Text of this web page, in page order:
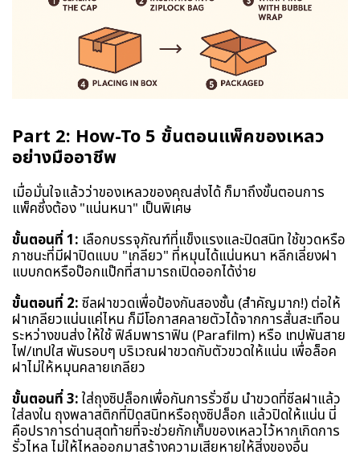
Part 2: How-To 5 ขั้นตอนแพ็คของเหลว
อย่างมืออาชีพ
เมื่อมั่นใจแล้วว่าของเหลวของคุณส่งได้ ก็มาถึงขั้นตอนการ
แพ็คซึ่งต้อง "แน่นหนา" เป็นพิเศษ
ขั้นตอนที่ 1: เลือกบรรจุภัณฑ์ที่แข็งแรงและปิดสนิท ใช้ขวดหรือ
ภาชนะที่มีฝาปิดแบบ "เกลียว" ที่หมุนได้แน่นหนา หลีกเลี่ยงฝา
แบบกดหรือป๊อกแป๊กที่สามารถเปิดออกได้ง่าย
ขั้นตอนที่ 2:ซีลฝาขวดเพื่อป้องกันสองชั้น (สำคัญมาก!) ต่อให้
ฝาเกลียวแน่นแค่ไหน ก็มีโอกาสคลายตัวได้จากการสั่นสะเทือน
ระหว่างขนส่ง ให้ใช้ ฟิล์มพาราฟิน (Parafilm) หรือ เทปพันสาย
ไฟ/เทปใส พันรอบๆ บริเวณฝาขวดกับตัวขวดให้แน่น เพื่อล็อค
ฝาไม่ให้หมุนคลายเกลียว
ขั้นตอนที่ 3:ใส่ถุงซิปล็อกเพื่อกันการรั่วซึม นำขวดที่ซีลฝาแล้ว
ใส่ลงใน ถุงพลาสติกที่ปิดสนิทหรือถุงซิปล็อก แล้วปิดให้แน่น นี่
คือปราการด่านสุดท้ายที่จะช่วยกักเก็บของเหลวไว้หากเกิดการ
รั่วไหล ไม่ให้ไหลออกมาสร้างความเสียหายให้สิ่งของอื่น